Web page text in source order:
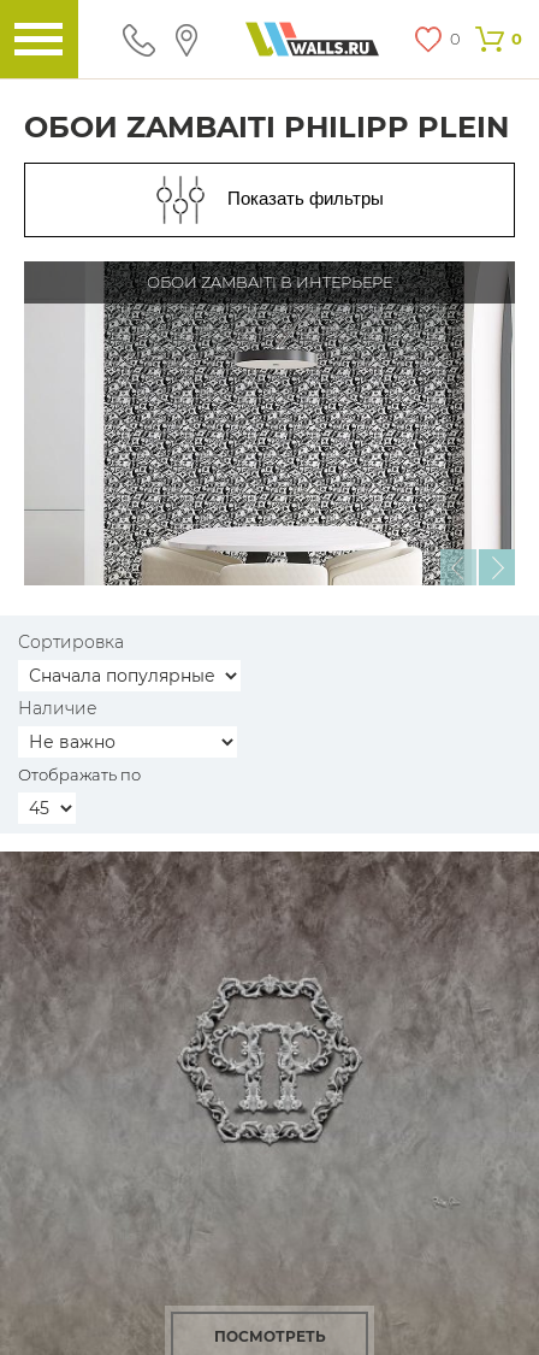
0 0
ОБОИ ZAMBAITI PHILIPP PLEIN
Показать фильтры
ОБОИ ZAMBAITI В ИНТЕРЬЕРЕ
Сортировка
Наличие
Отображать по
ПОСМОТРЕТЬ